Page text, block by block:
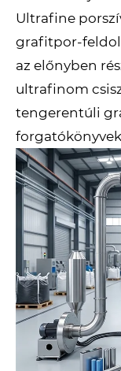
Ultrafine
grafitpor-
az előnyben
ultrafinom
tengerentúli